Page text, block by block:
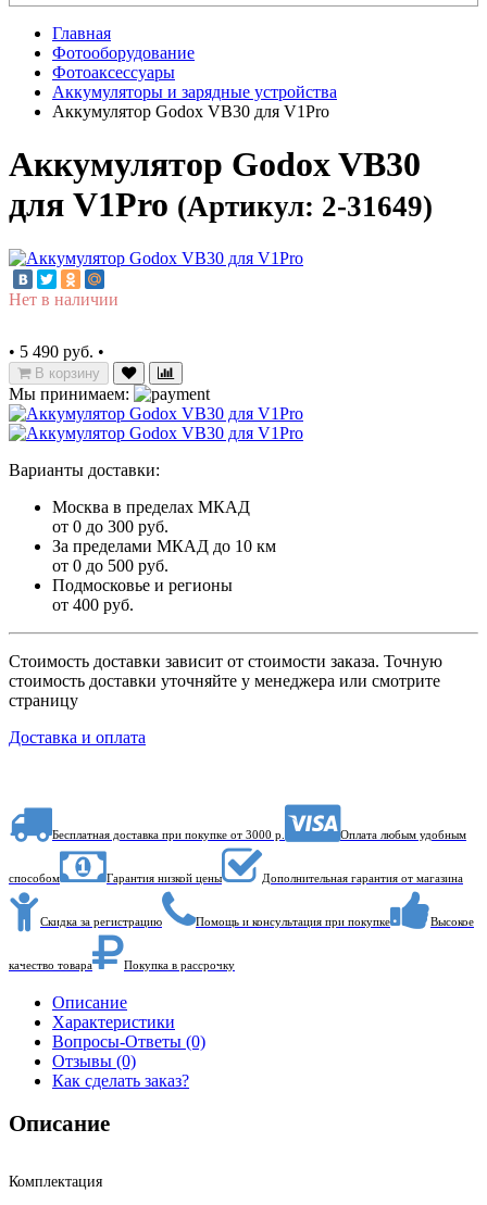
Главная
Фотооборудование
Фотоаксессуары
Аккумуляторы и зарядные устройства
Аккумулятор Godox VB30 для V1Pro
Аккумулятор Godox VB30
для V1Pro (Артикул: 2-31649)
Нет в наличии
• 5 490 руб. •
В корзину
Мы принимаем:
Варианты доставки:
Москва в пределах МКАД
от 0 до 300 руб.
За пределами МКАД до 10 км
от 0 до 500 руб.
Подмосковье и регионы
от 400 руб.
Стоимость доставки зависит от стоимости заказа. Точную
стоимость доставки уточняйте у менеджера или смотрите
страницу
Доставка и оплата
Бесплатная доставка при покупке от 3000 р. Оплата любым удобным
способом Гарантия низкой цены Дополнительная гарантия от магазина
Скидка за регистрацию Помощь и консультация при покупке Высокое
качество товара Покупка в рассрочку
Описание
Характеристики
Вопросы-Ответы (0)
Отзывы (0)
Как сделать заказ?
Описание
Комплектация